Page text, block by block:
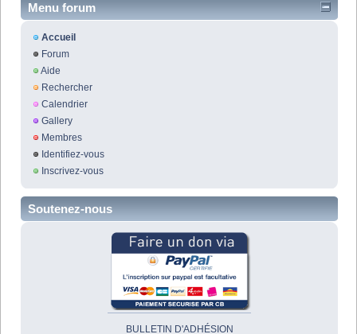
Menu forum
Accueil
Forum
Aide
Rechercher
Calendrier
Gallery
Membres
Identifiez-vous
Inscrivez-vous
Soutenez-nous
BULLETIN D'ADHÉSION